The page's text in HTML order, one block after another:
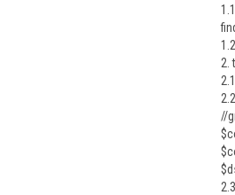
2.
//